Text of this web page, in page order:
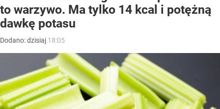
to warzywo. Ma tylko 14 kcal i potężną
dawkę potasu
Dodano:dzisiaj 18:05